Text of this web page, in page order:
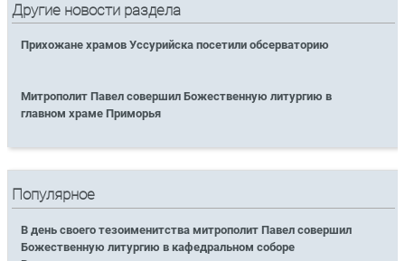
Другие новости раздела
Прихожане храмов Уссурийска посетили обсерваторию
Митрополит Павел совершил Божественную литургию в
главном храме Приморья
Популярное
В день своего тезоименитства митрополит Павел совершил
Божественную литургию в кафедральном соборе